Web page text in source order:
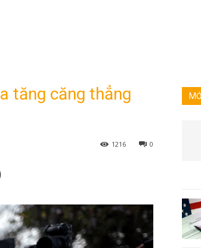
tăng căng thẳng
0
1216